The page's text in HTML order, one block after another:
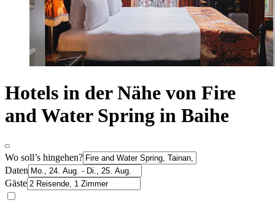
Hotels in der Nähe von Fire
and Water Spring in Baihe
Wo soll’s hingehen?
Daten
Gäste